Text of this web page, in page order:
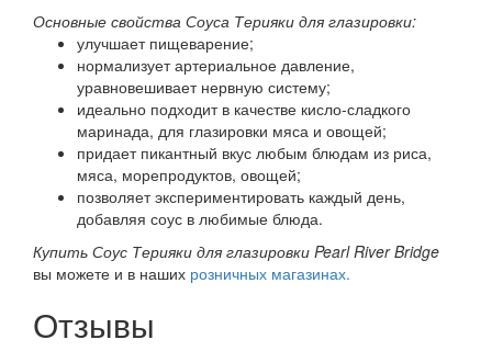
Основные свойства Соуса Терияки для глазировки:
улучшает пищеварение;
нормализует артериальное давление,
уравновешивает нервную систему;
идеально подходит в качестве кисло-сладкого
маринада, для глазировки мяса и овощей;
придает пикантный вкус любым блюдам из риса,
мяса, морепродуктов, овощей;
позволяет экспериментировать каждый день,
добавляя соус в любимые блюда.
Купить Соус Терияки для глазировки Pearl River Bridge
вы можете и в наших розничных магазинах.
Отзывы